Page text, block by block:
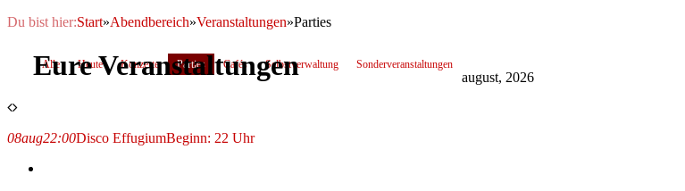
Du bist hier:Start»Abendbereich»Veranstaltungen»Parties
Eure Veranstaltungen
Alle Heute Konzerte Parties Cafés Selbstverwaltung Sonderveranstaltungen
august, 2026
08aug22:00Disco EffugiumBeginn: 22 Uhr